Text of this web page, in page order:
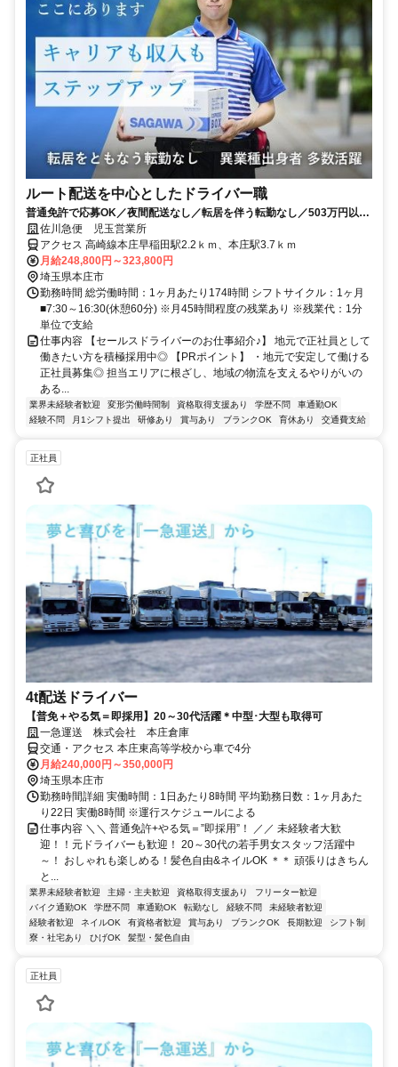
ルート配送を中心としたドライバー職
普通免許で応募OK／夜間配送なし／転居を伴う転勤なし／503万円以上
も可能！
佐川急便 児玉営業所
アクセス 高崎線本庄早稲田駅2.2ｋｍ、本庄駅3.7ｋｍ
月給248,800円～323,800円
埼玉県本庄市
勤務時間 総労働時間：1ヶ月あたり174時間 シフトサイクル：1ヶ月
■7:30～16:30(休憩60分) ※月45時間程度の残業あり ※残業代：1分
単位で支給
仕事内容 【セールスドライバーのお仕事紹介♪】 地元で正社員として
働きたい方を積極採用中◎ 【PRポイント】 ・地元で安定して働ける
正社員募集◎ 担当エリアに根ざし、地域の物流を支えるやりがいの
ある...
業界未経験者歓迎 変形労働時間制 資格取得支援あり 学歴不問
車通勤OK
経験不問
月1シフト提出 研修あり 賞与あり ブランクOK 育休あり 交通費支給
正社員
4t配送ドライバー
【普免＋やる気＝即採用】20～30代活躍＊中型･大型も取得可
一急運送 株式会社 本庄倉庫
交通・アクセス 本庄東高等学校から車で4分
月給240,000円～350,000円
埼玉県本庄市
勤務時間詳細 実働時間：1日あたり8時間 平均勤務日数：1ヶ月あた
り22日 実働8時間 ※運行スケジュールによる
仕事内容 ＼＼ 普通免許+やる気＝”即採用”！ ／／ 未経験者大歓
迎！！元ドライバーも歓迎！ 20～30代の若手男女スタッフ活躍中
～！ おしゃれも楽しめる！髪色自由&ネイルOK ＊＊ 頑張りはきちん
と...
業界未経験者歓迎 主婦・主夫歓迎 資格取得支援あり
フリーター歓迎
バイク通勤OK
学歴不問 車通勤OK 転勤なし 経験不問
未経験者歓迎
経験者歓迎
ネイルOK 有資格者歓迎 賞与あり ブランクOK 長期歓迎
シフト制
寮・社宅あり
ひげOK 髪型・髪色自由
正社員